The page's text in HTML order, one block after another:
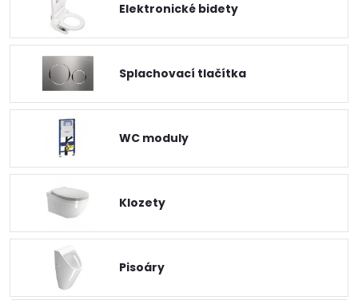
Elektronické bidety
Splachovací tlačítka
WC moduly
Klozety
Pisoáry